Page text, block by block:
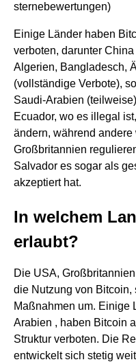
sternebewertungen)
Einige Länder haben
verboten, darunter
Algerien, Bangladesch,
(vollständige Verbote),
Saudi-Arabien
Ecuador, wo es illegal
ändern, während
Großbritannien
Salvador es sogar als
akzeptiert hat.
In welchem
erlaubt?
Die USA,
die Nutzung von Bitcoin,
Maßnahmen um. Einige
Arabien , haben Bitcoin
Struktur verboten. Die
entwickelt sich stetig